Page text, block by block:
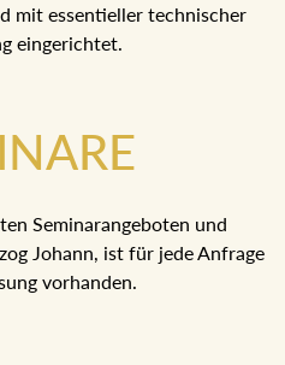
mit essentieller technischer
eingerichtet.
Seminarangeboten und
Johann, ist für jede Anfrage
vorhanden.